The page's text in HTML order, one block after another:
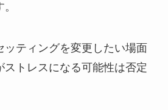
ッティングを変更したい場面
ストレスになる可能性は否定